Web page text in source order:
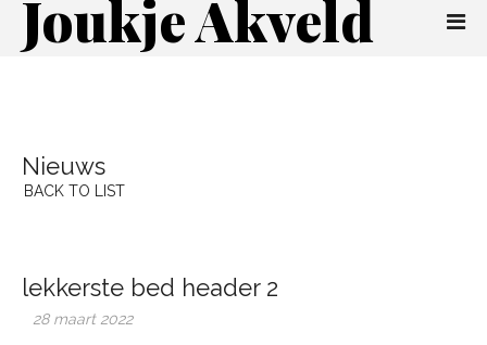
Joukje Akveld
Nieuws
BACK TO LIST
lekkerste bed header 2
28 maart 2022